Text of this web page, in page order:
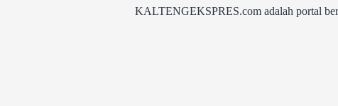
KALTENGEKSPRES.com adalah portal